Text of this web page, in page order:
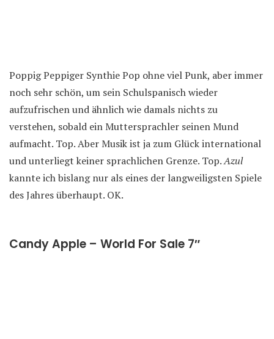
Poppig Peppiger Synthie Pop ohne viel Punk, aber immer
noch sehr schön, um sein Schulspanisch wieder
aufzufrischen und ähnlich wie damals nichts zu
verstehen, sobald ein Muttersprachler seinen Mund
aufmacht. Top. Aber Musik ist ja zum Glück international
und unterliegt keiner sprachlichen Grenze. Top.Azul
kannte ich bislang nur als eines der langweiligsten Spiele
des Jahres überhaupt. OK.
Candy Apple – World For Sale 7″